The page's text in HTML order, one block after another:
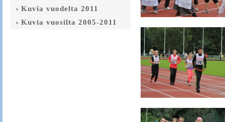
Kuvia vuodelta 2011
Kuvia vuosilta 2005-2011